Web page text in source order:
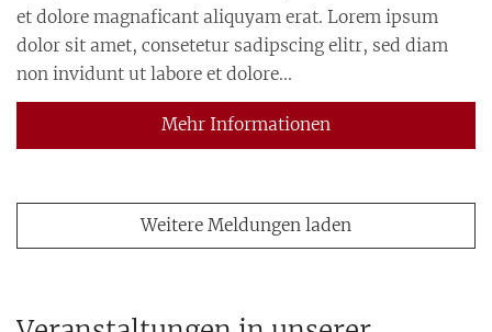
et dolore magnaficant aliquyam erat. Lorem ipsum
dolor sit amet, consetetur sadipscing elitr, sed diam
non invidunt ut labore et dolore...
Mehr Informationen
Weitere Meldungen laden